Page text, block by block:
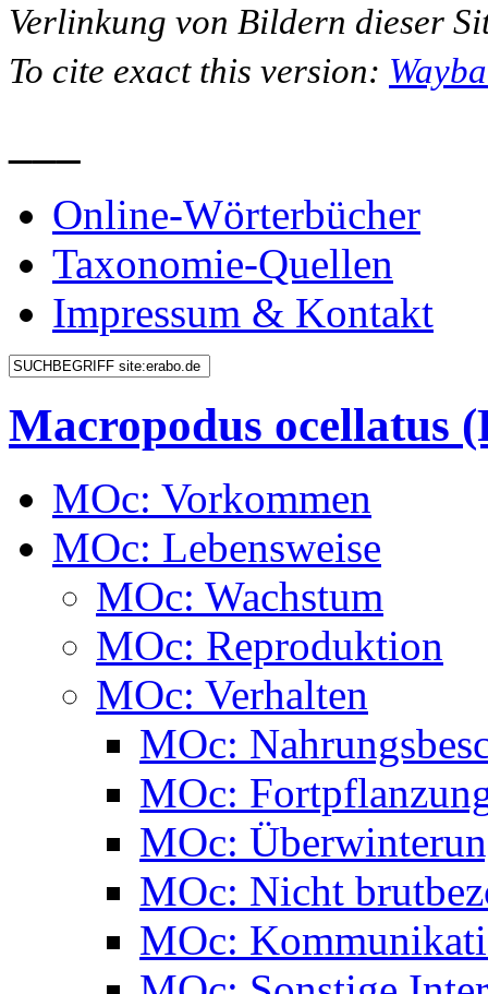
Verlinkung von Bildern dieser
To cite exact this version:
Online-Wörterbücher
Taxonomie-Quellen
Impressum & Kontakt
Macropodus ocellatus
MOc: Vorkommen
MOc: Lebensweise
MOc: Wachstum
MOc: Reproduktion
MOc: Verhalten
MOc:
MOc:
MOc:
MOc: Nicht
MOc: